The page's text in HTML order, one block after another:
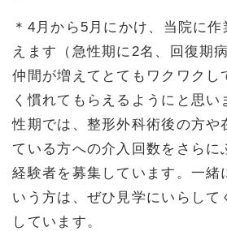
＊4月から5月にかけ、当院に
えます（急性期に2名、回復期
仲間が増えてとてもワクワクし
く慣れてもらえるようにと思い
性期では、整形外科術後の方や
ている方への介入回数をさらに
経験者を募集しています。一緒
いう方は、ぜひ見学にいらして
しています。